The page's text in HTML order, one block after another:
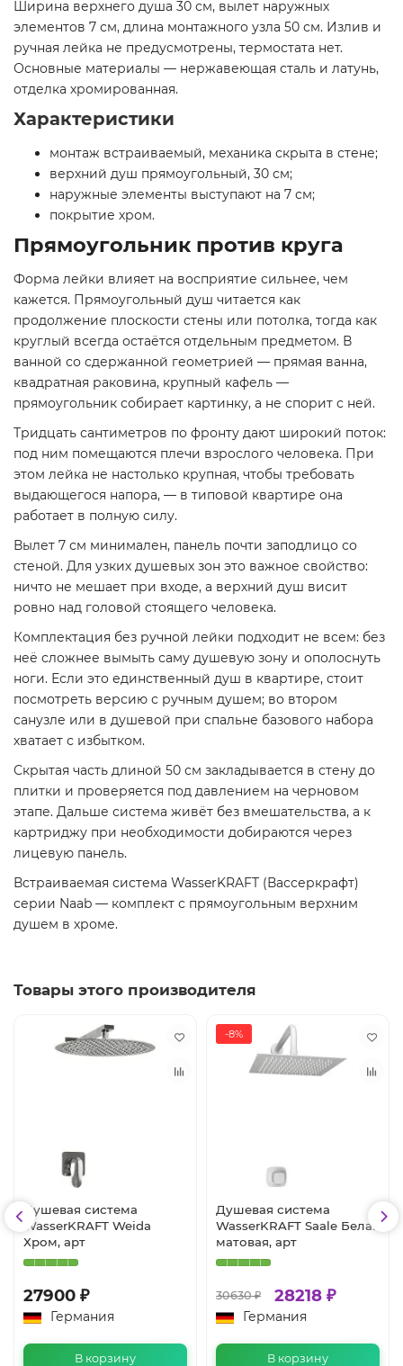
Ширина верхнего душа 30 см, вылет наружных
элементов 7 см, длина монтажного узла 50 см. Излив и
ручная лейка не предусмотрены, термостата нет.
Основные материалы — нержавеющая сталь и латунь,
отделка хромированная.
Характеристики
монтаж встраиваемый, механика скрыта в стене;
верхний душ прямоугольный, 30 см;
наружные элементы выступают на 7 см;
покрытие хром.
Прямоугольник против круга
Форма лейки влияет на восприятие сильнее, чем
кажется. Прямоугольный душ читается как
продолжение плоскости стены или потолка, тогда как
круглый всегда остаётся отдельным предметом. В
ванной со сдержанной геометрией — прямая ванна,
квадратная раковина, крупный кафель —
прямоугольник собирает картинку, а не спорит с ней.
Тридцать сантиметров по фронту дают широкий поток:
под ним помещаются плечи взрослого человека. При
этом лейка не настолько крупная, чтобы требовать
выдающегося напора, — в типовой квартире она
работает в полную силу.
Вылет 7 см минимален, панель почти заподлицо со
стеной. Для узких душевых зон это важное свойство:
ничто не мешает при входе, а верхний душ висит
ровно над головой стоящего человека.
Комплектация без ручной лейки подходит не всем: без
неё сложнее вымыть саму душевую зону и ополоснуть
ноги. Если это единственный душ в квартире, стоит
посмотреть версию с ручным душем; во втором
санузле или в душевой при спальне базового набора
хватает с избытком.
Скрытая часть длиной 50 см закладывается в стену до
плитки и проверяется под давлением на черновом
этапе. Дальше система живёт без вмешательства, а к
картриджу при необходимости добираются через
лицевую панель.
Встраиваемая система WasserKRAFT (Вассеркрафт)
серии Naab — комплект с прямоугольным верхним
душем в хроме.
Товары этого производителя
Душевая система
WasserKRAFT Weida
Хром, арт
27900 ₽
Германия
В корзину
-8%
Душевая система
WasserKRAFT Saale Белая
матовая, арт
30630 ₽ 28218 ₽
Германия
В корзину